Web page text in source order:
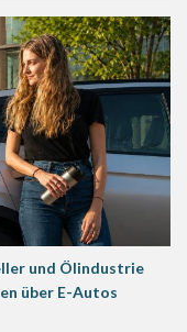
und Ölindustrie
über E-Autos